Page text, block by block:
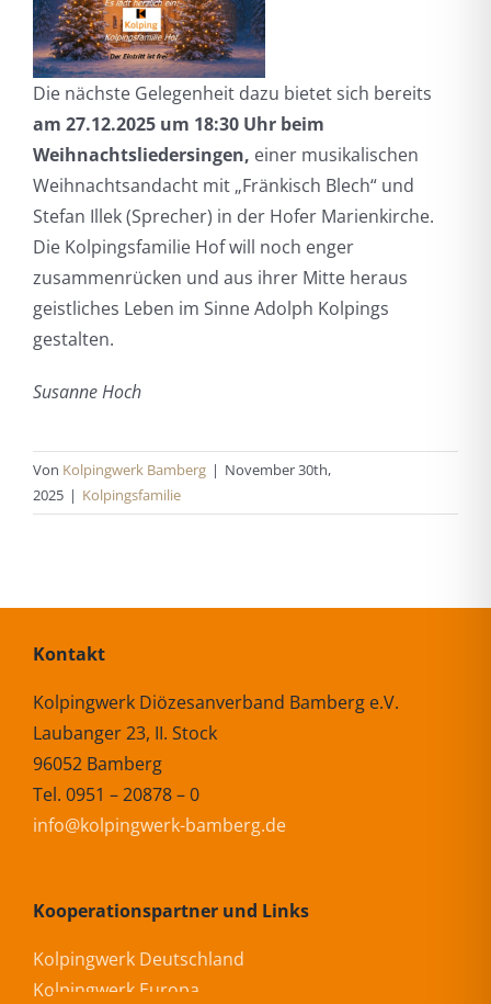
Die nächste Gelegenheit dazu bietet sich bereits
am 27.12.2025 um 18:30 Uhr beim
Weihnachtsliedersingen, einer musikalischen
Weihnachtsandacht mit „Fränkisch Blech“ und
Stefan Illek (Sprecher) in der Hofer Marienkirche.
Die Kolpingsfamilie Hof will noch enger
zusammenrücken und aus ihrer Mitte heraus
geistliches Leben im Sinne Adolph Kolpings
gestalten.
Susanne Hoch
Von Kolpingwerk Bamberg | November 30th,
2025 | Kolpingsfamilie
Kontakt
Kolpingwerk Diözesanverband Bamberg e.V.
Laubanger 23, II. Stock
96052 Bamberg
Tel. 0951 – 20878 – 0
info@kolpingwerk-bamberg.de
Kooperationspartner und Links
Kolpingwerk Deutschland
Kolpingwerk Europa